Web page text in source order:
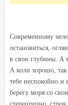
Современному
остановиться,
в свои глубины. А
А коли хорошо,
тебе неспокойно
берегу моря со